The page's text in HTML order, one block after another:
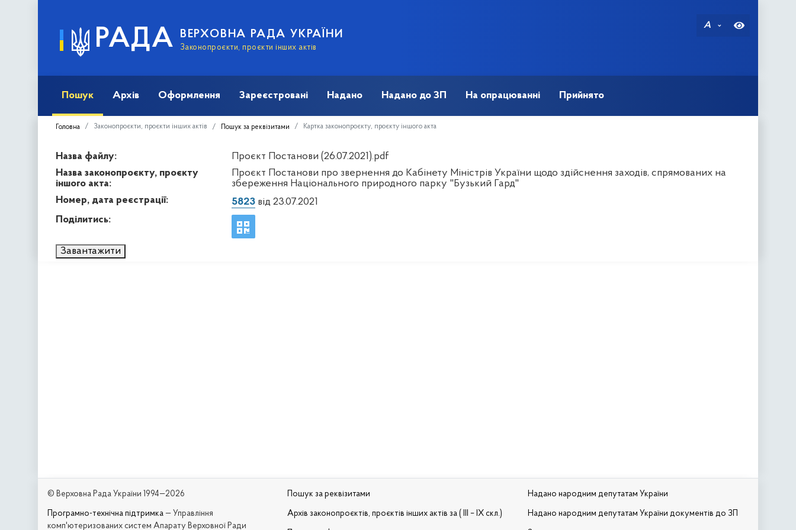
РАДА ВЕРХОВНА РАДА УКРАЇНИ
Законопроєкти, проєкти інших актів
A
Пошук Архів Оформлення Зареєстровані Надано Надано до ЗП На опрацюванні Прийнято
Головна Законопроєкти, проєкти інших актів Пошук за реквізитами Картка законопроєкту, проєкту іншого акта
Назва файлу:
Проєкт Постанови (26.07.2021).pdf
Назва законопроєкту, проєкту
іншого акта:
Проєкт Постанови про звернення до Кабінету Міністрів України щодо здійснення заходів, спрямованих на
збереження Національного природного парку "Бузький Гард"
Номер, дата реєстрації:
5823від 23.07.2021
Поділитись:
Завантажити
© Верховна Рада України 1994—2026
Програмно-технічна підтримка — Управління
комп'ютеризованих систем Апарату Верховної Ради
Пошук за реквізитами
Архів законопроєктів, проєктів інших актів за ( III – IX скл.)
Надано народним депутатам України
Надано народним депутатам України документів до ЗП